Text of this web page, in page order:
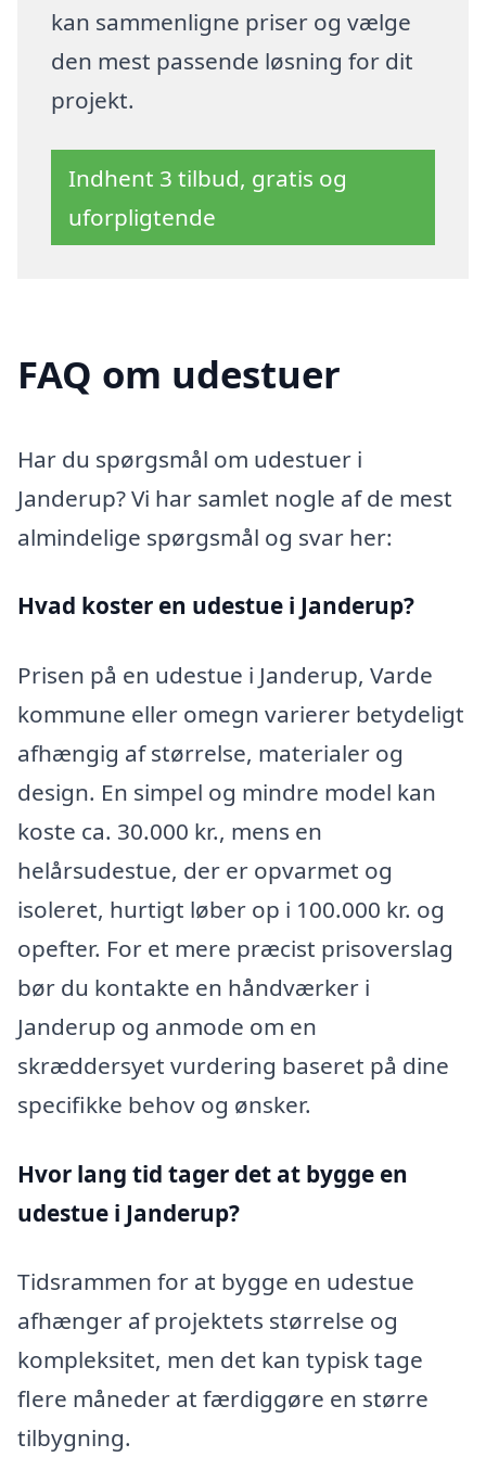
kan sammenligne priser og vælge
den mest passende løsning for dit
projekt.
Indhent 3 tilbud, gratis og
uforpligtende
FAQ om udestuer
Har du spørgsmål om udestuer i
Janderup? Vi har samlet nogle af de mest
almindelige spørgsmål og svar her:
Hvad koster en udestue i Janderup?
Prisen på en udestue i Janderup, Varde
kommune eller omegn varierer betydeligt
afhængig af størrelse, materialer og
design. En simpel og mindre model kan
koste ca. 30.000 kr., mens en
helårsudestue, der er opvarmet og
isoleret, hurtigt løber op i 100.000 kr. og
opefter. For et mere præcist prisoverslag
bør du kontakte en håndværker i
Janderup og anmode om en
skræddersyet vurdering baseret på dine
specifikke behov og ønsker.
Hvor lang tid tager det at bygge en
udestue i Janderup?
Tidsrammen for at bygge en udestue
afhænger af projektets størrelse og
kompleksitet, men det kan typisk tage
flere måneder at færdiggøre en større
tilbygning.